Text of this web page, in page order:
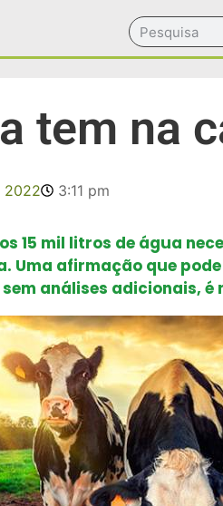
tem na
2022
3:11 pm
15 mil litros de água
Uma afirmação que
análises adicionais, é